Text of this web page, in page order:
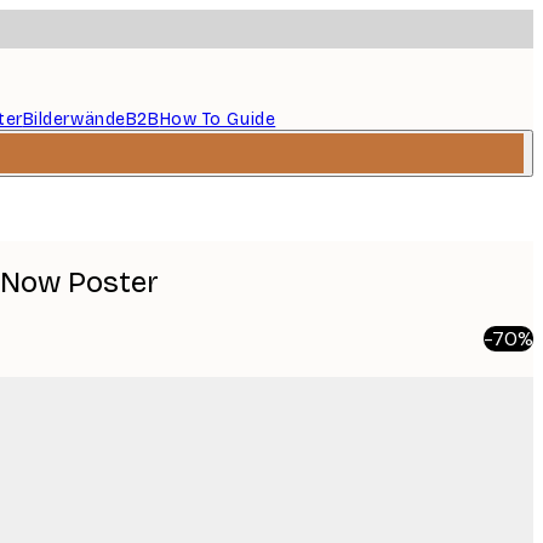
BilderwändeB2BHow To Guide
Poster
-70%